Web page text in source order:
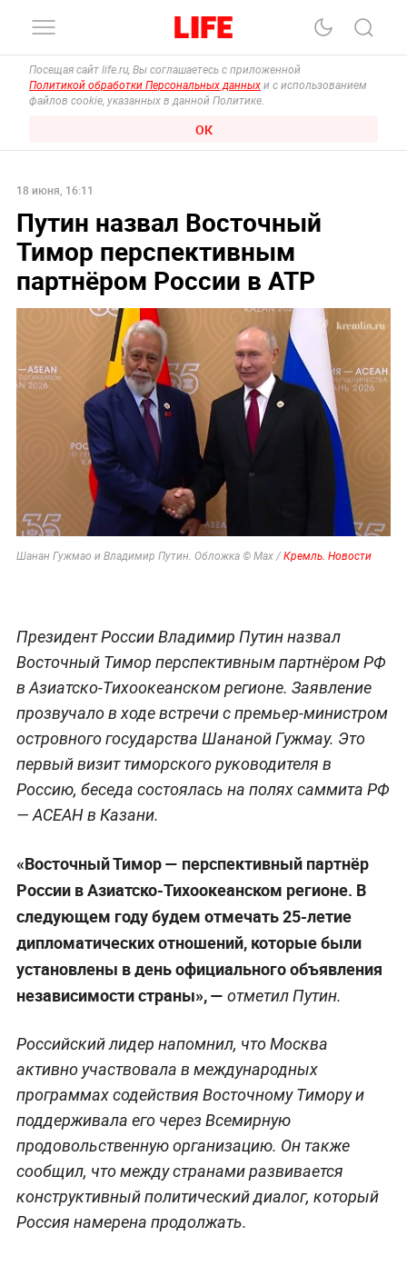
Посещая сайт life.ru, Вы соглашаетесь с приложенной
Политикой обработки Персональных данных и с использованием
файлов cookie, указанных в данной Политике.
ОК
18 июня, 16:11
Путин назвал Восточный
Тимор перспективным
партнёром России в АТР
Шанан Гужмао и Владимир Путин. Обложка © Max / Кремль. Новости
Президент России Владимир Путин назвал
Восточный Тимор перспективным партнёром РФ
в Азиатско-Тихоокеанском регионе. Заявление
прозвучало в ходе встречи с премьер-министром
островного государства Шананой Гужмау. Это
первый визит тиморского руководителя в
Россию, беседа состоялась на полях саммита РФ
— АСЕАН в Казани.
«Восточный Тимор — перспективный партнёр
России в Азиатско-Тихоокеанском регионе. В
следующем году будем отмечать 25-летие
дипломатических отношений, которые были
установлены в день официального объявления
независимости страны», — отметил Путин.
Российский лидер напомнил, что Москва
активно участвовала в международных
программах содействия Восточному Тимору и
поддерживала его через Всемирную
продовольственную организацию. Он также
сообщил, что между странами развивается
конструктивный политический диалог, который
Россия намерена продолжать.